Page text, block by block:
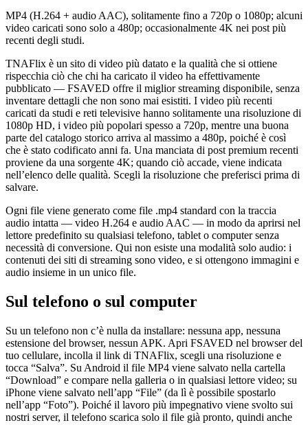
MP4 (H.264 + audio AAC), solitamente fino a 720p o 1080p; alcuni
video caricati sono solo a 480p; occasionalmente 4K nei post più
recenti degli studi.
TNAFlix è un sito di video più datato e la qualità che si ottiene
rispecchia ciò che chi ha caricato il video ha effettivamente
pubblicato — FSAVED offre il miglior streaming disponibile, senza
inventare dettagli che non sono mai esistiti. I video più recenti
caricati da studi e reti televisive hanno solitamente una risoluzione di
1080p HD, i video più popolari spesso a 720p, mentre una buona
parte del catalogo storico arriva al massimo a 480p, poiché è così
che è stato codificato anni fa. Una manciata di post premium recenti
proviene da una sorgente 4K; quando ciò accade, viene indicata
nell’elenco delle qualità. Scegli la risoluzione che preferisci prima di
salvare.
Ogni file viene generato come file .mp4 standard con la traccia
audio intatta — video H.264 e audio AAC — in modo da aprirsi nel
lettore predefinito su qualsiasi telefono, tablet o computer senza
necessità di conversione. Qui non esiste una modalità solo audio: i
contenuti dei siti di streaming sono video, e si ottengono immagini e
audio insieme in un unico file.
Sul telefono o sul computer
Su un telefono non c’è nulla da installare: nessuna app, nessuna
estensione del browser, nessun APK. Apri FSAVED nel browser del
tuo cellulare, incolla il link di TNAFlix, scegli una risoluzione e
tocca “Salva”. Su Android il file MP4 viene salvato nella cartella
“Download” e compare nella galleria o in qualsiasi lettore video; su
iPhone viene salvato nell’app “File” (da lì è possibile spostarlo
nell’app “Foto”). Poiché il lavoro più impegnativo viene svolto sui
nostri server, il telefono scarica solo il file già pronto, quindi anche